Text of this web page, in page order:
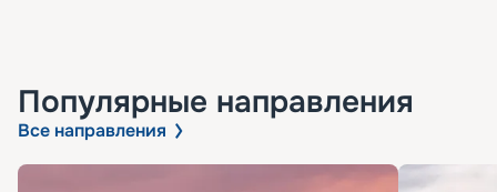
Популярные направления
Все направления